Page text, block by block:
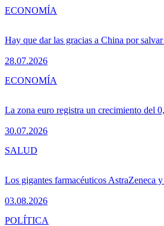
Hay que dar las gracias a China por
28.07.2026
ECONOMÍA
La zona euro registra un crecimiento del
30.07.2026
ECONOMÍA
Los gigantes farmacéuticos AstraZeneca
03.08.2026
SALUD
POLÍTICA